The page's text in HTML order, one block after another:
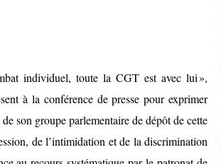
individuel, toute la CGT est avec lui »,
à la conférence de presse pour exprimer
son groupe parlementaire de dépôt de cette
de l’intimidation et de la discrimination